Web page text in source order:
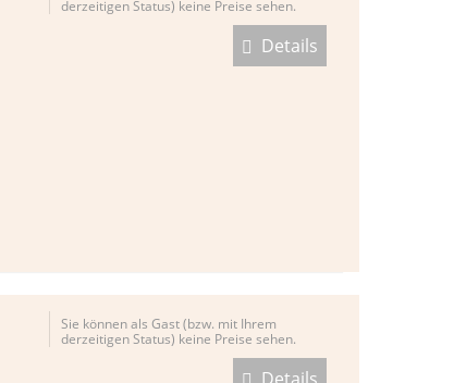
derzeitigen Status) keine Preise sehen.
Details
Sie können als Gast (bzw. mit Ihrem
derzeitigen Status) keine Preise sehen.